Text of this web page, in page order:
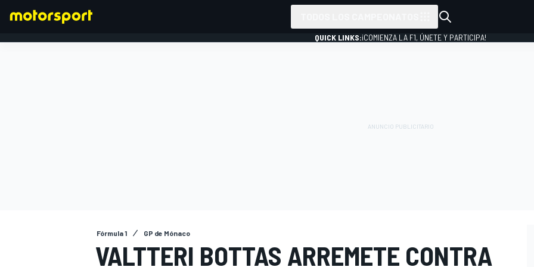
QUICK LINKS:¡COMIENZA LA F1, ÚNETE Y PARTICIPA!
Fórmula 1 GP de Mónaco
VALTTERI BOTTAS ARREMETE CONTRA